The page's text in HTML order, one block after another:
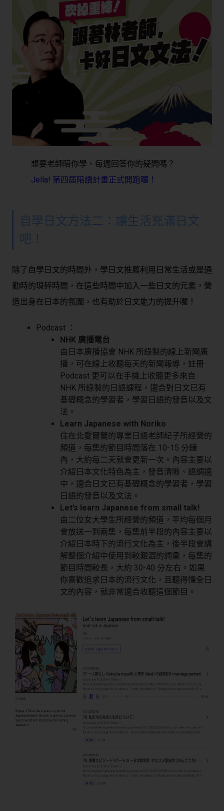
想要老師陪你學、每週回答你的疑問嗎？
Jella! 第四屆陪讀計畫正式開跑囉！
自學日文方法二：讓生活充滿日文
吧！
除了自學日文的時間外，學日文推薦利用日常生活或是通
勤時的瑣碎時間，在這些時間中加入一些日文的元素，營
造出身在日本的氛圍，也有助於日文能力的提升喔！
Podcast ：
NHK 廣播電台
由日本廣播協會 NHK 所錄製的線上新聞廣
播，可在線上收聽每天的新聞報導，註冊
Podcast 更可以在手機上收聽更多來自
NHK 所錄製的日語課程，適合對日文已有
基礎概念的學習者，學習日語的發音以及文
法。
Learn Japanese with Noriko
住在北愛爾蘭的專業日語老師紀子所經營的
頻道，每集的節目時間落在 10-15 分鐘
內，大約每二天就會更新一次。內容主要以
介紹日本文化特色為主，發音清晰、語調適
中，適合日文已有基礎概念的學習者，學習
日語的發音以及文法。
Let’s learn Japanese from small talk!
由二位女大學生所經營的頻道，平均每個月
會放送一到兩集，每集前半段的內容主要以
介紹日本時下的流行文化為主，後半段會講
解整個介紹中使用到較艱澀的詞彙，每集的
節目時間較長，大約 30-40 分左右。如果
你喜歡追求日本的流行文化，且聽得懂全日
文的內容，就非常適合收聽這個節目。